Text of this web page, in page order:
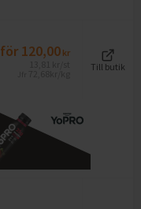
för 120,00 kr
Till butik